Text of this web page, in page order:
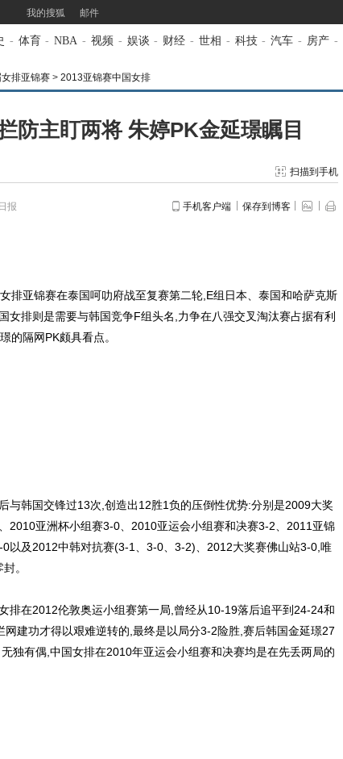
我的搜狐 邮件
- 体育 - NBA - 视频 - 娱谈 - 财经 - 世相 - 科技 - 汽车 - 房产 -
排亚锦赛 > 2013亚锦赛中国女排
防主盯两将 朱婷PK金延璟瞩目
扫描到手机
报 手机客户端 保存到博客
亚锦赛在泰国呵叻府战至复赛第二轮,E组日本、泰国和哈萨克斯
女排则是需要与韩国竞争F组头名,力争在八强交叉淘汰赛占据有利
的隔网PK颇具看点。
韩国交锋过13次,创造出12胜1负的压倒性优势:分别是2009大奖
2010亚洲杯小组赛3-0、2010亚运会小组赛和决赛3-2、2011亚锦
0以及2012中韩对抗赛(3-1、3-0、3-2)、2012大奖赛佛山站3-0,唯
。
在2012伦敦奥运小组赛第一局,曾经从10-19落后追平到24-24和
建功才得以艰难逆转的,最终是以局分3-2险胜,赛后韩国金延璟27
独有偶,中国女排在2010年亚运会小组赛和决赛均是在先丢两局的